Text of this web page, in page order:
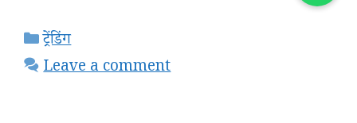
Categories
ट्रेंडिंग
Leave a comment